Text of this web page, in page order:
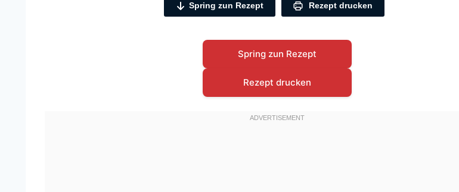
Spring zun Rezept Rezept drucken
Spring zun Rezept
Rezept drucken